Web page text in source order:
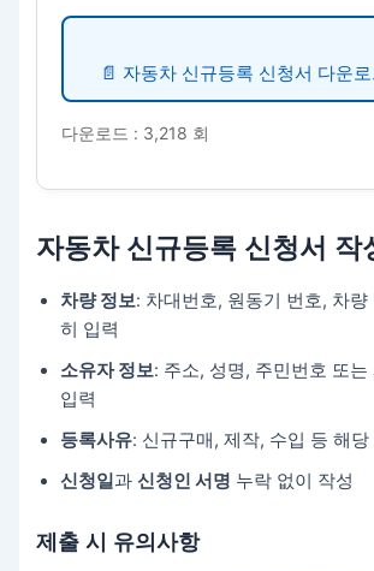
📄 자동차 신규등록 신청서 다운
다운로드 : 3,218 회
자동차 신규등록 신청서 작
차량 정보: 차대번호, 원동기 번호, 차
히 입력
소유자 정보: 주소, 성명, 주민번호 또
입력
등록사유: 신규구매, 제작, 수입 등 해당
신청일과신청인 서명 누락 없이 작성
제출 시 유의사항